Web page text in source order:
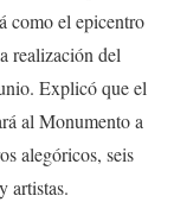
como el epicentro
realización del
Explicó que el
al Monumento a
alegóricos, seis
artistas.